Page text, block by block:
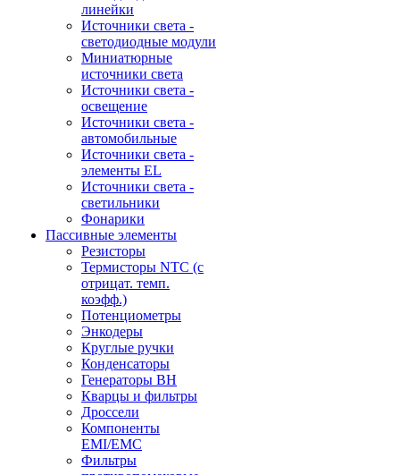
линейки
Источники света -
светодиодные модули
Миниатюрные
источники света
Источники света -
освещение
Источники света -
автомобильные
Источники света -
элементы EL
Источники света -
светильники
Фонарики
Пассивные элементы
Резисторы
Термисторы NTC (с
отрицат. темп.
коэфф.)
Потенциометры
Энкодеры
Круглые ручки
Конденсаторы
Генераторы ВН
Кварцы и фильтры
Дроссели
Компоненты
EMI/EMC
Фильтры